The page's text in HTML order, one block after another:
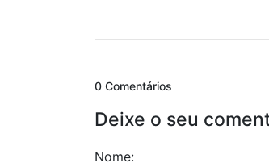
0 Comentários
Deixe o seu
Nome: